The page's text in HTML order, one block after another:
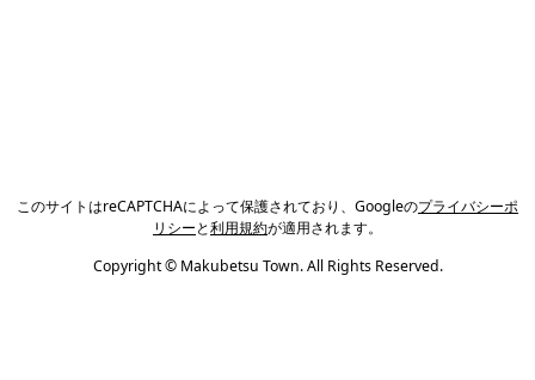
このサイトはreCAPTCHAによって保護されており、Googleのプライバシーポ
リシーと利用規約が適用されます。
Copyright © Makubetsu Town. All Rights Reserved.